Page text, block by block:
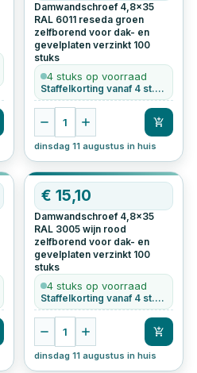
Damwandschroef 4,8x35
RAL 6011 reseda groen
zelfborend voor dak- en
gevelplaten verzinkt 100
stuks
4 stuks op voorraad
Staffelkorting vanaf 4 st. • Ook per stuk te bestellen
1
dinsdag 11 augustus in huis
€ 15,10
Damwandschroef 4,8x35
RAL 3005 wijn rood
zelfborend voor dak- en
gevelplaten verzinkt 100
stuks
4 stuks op voorraad
Staffelkorting vanaf 4 st. • Ook per stuk te bestellen
1
dinsdag 11 augustus in huis